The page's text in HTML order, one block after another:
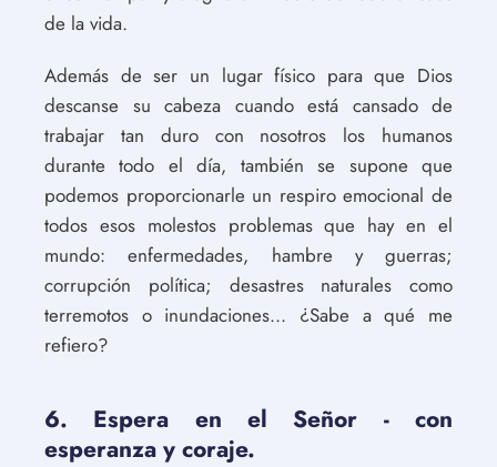
de la vida.
Además de ser un lugar físico para que Dios
descanse su cabeza cuando está cansado de
trabajar tan duro con nosotros los humanos
durante todo el día, también se supone que
podemos proporcionarle un respiro emocional de
todos esos molestos problemas que hay en el
mundo: enfermedades, hambre y guerras;
corrupción política; desastres naturales como
terremotos o inundaciones... ¿Sabe a qué me
refiero?
6. Espera en el Señor - con
esperanza y coraje.